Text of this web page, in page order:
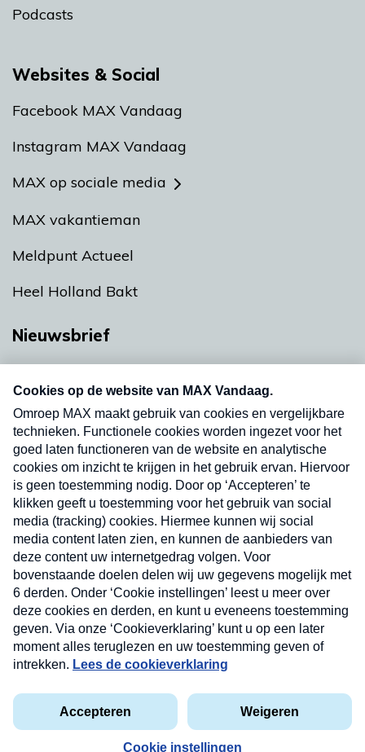
Podcasts
Websites & Social
Facebook MAX Vandaag
Instagram MAX Vandaag
MAX op sociale media
MAX vakantieman
Meldpunt Actueel
Heel Holland Bakt
Nieuwsbrief
nieuwsbrief. Elke vrijdag- en dinsdagochtend in
uw mailbox.
Verzend
Privacyverklaring
Cookieverklaring
Kwetsbaarheid melden
Copyright © 2026 MAX Vandaag - Omroep MAX
Nieuwsbrief
Neem hier een gratis abonnement op onze
nieuwsbrief. Elke vrijdag- en dinsdagochtend in uw